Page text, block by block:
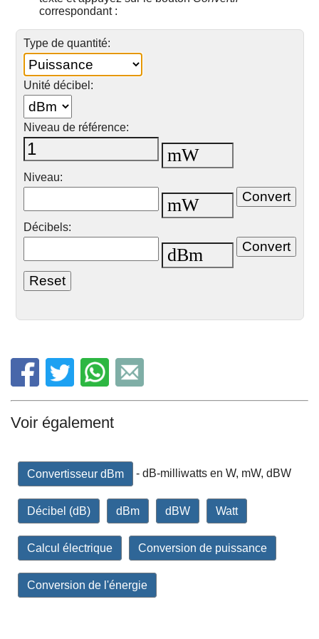
correspondant :
Type de quantité:
Unité décibel:
Niveau de référence:
Niveau:
Décibels:
Voir également
Convertisseur dBm - dB-milliwatts en W, mW, dBW
Décibel (dB) dBm dBW Watt
Calcul électrique Conversion de puissance
Conversion de l'énergie